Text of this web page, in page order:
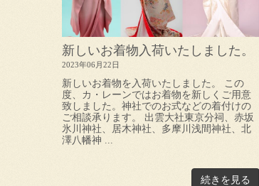
新しいお着物入荷いたしました。
2023年06月22日
新しいお着物を入荷いたしました。 この
度、カ・レーンではお着物を新しくご用意
致しました。神社でのお式などの着付けの
ご相談承ります。 出雲大社東京分祠、赤坂
氷川神社、居木神社、多摩川浅間神社、北
澤八幡神 ...
続きを見る